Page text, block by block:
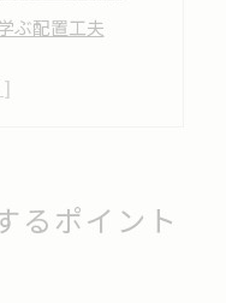
ぶ配置工夫
予防策とは
コツと注意点
るポイント